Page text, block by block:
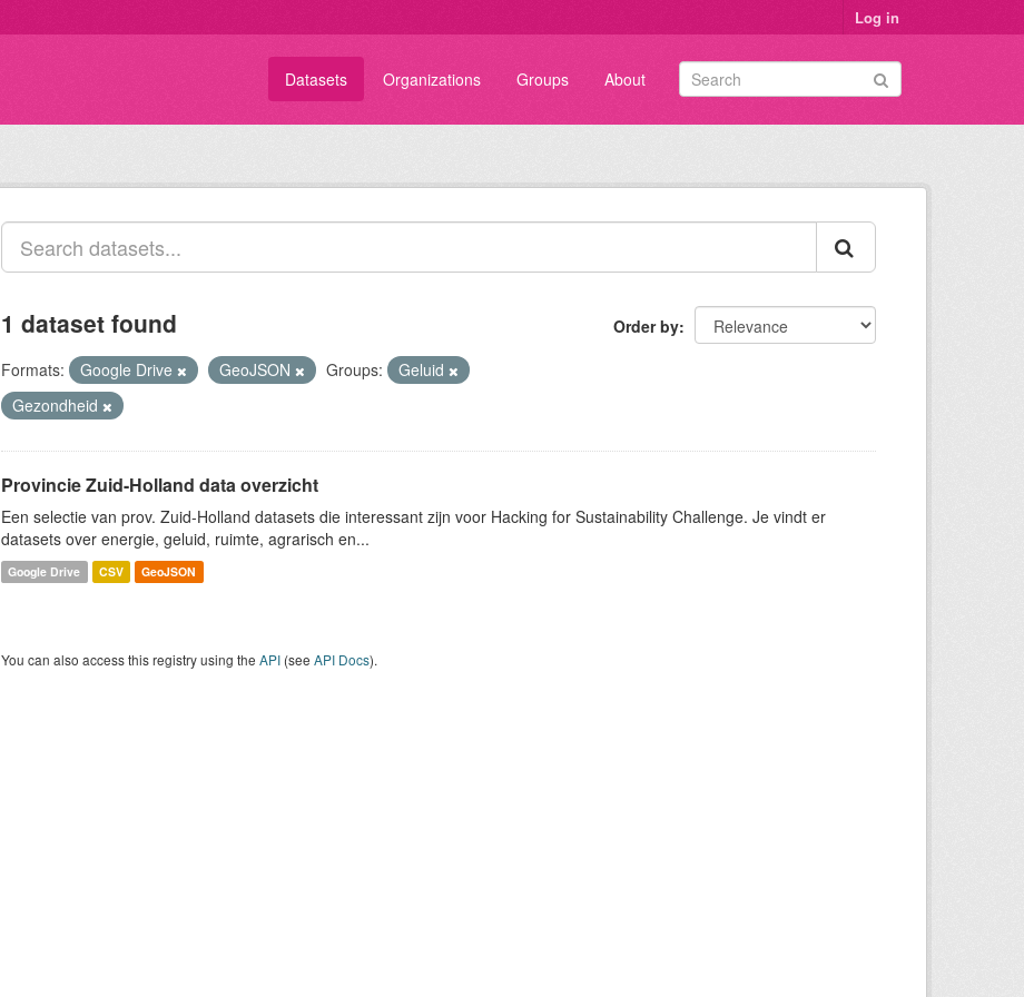
Log in
Datasets Organizations Groups About
Order by
1 dataset found
Formats: Google Drive GeoJSON Groups:
Geluid
Gezondheid
Provincie Zuid-Holland data overzicht
Een selectie van prov. Zuid-Holland datasets die interessant zijn voor Hacking for Sustainability Challenge. Je vindt er
datasets over energie, geluid, ruimte, agrarisch en...
Google Drive CSV GeoJSON
You can also access this registry using the API (see API Docs).